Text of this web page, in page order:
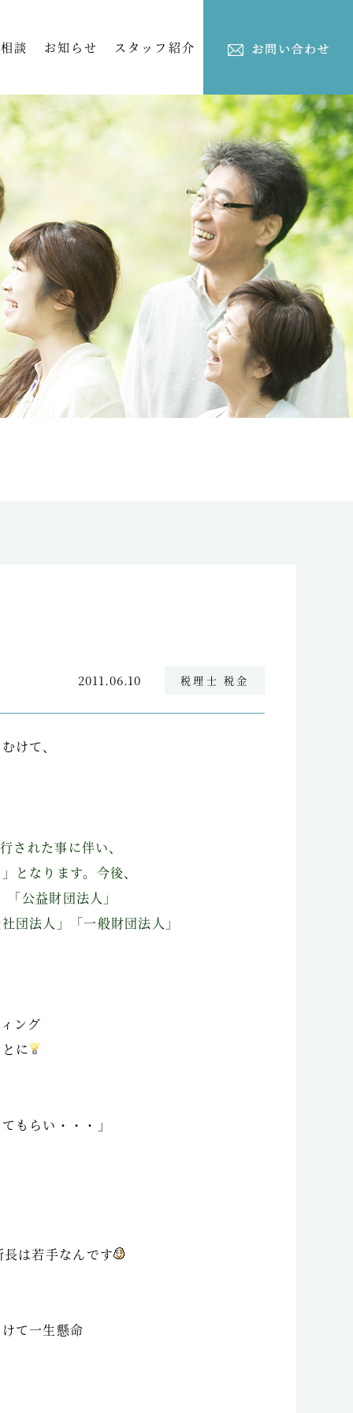
談 お知らせ スタッフ紹介
2011.06.10 税理士 税金
けて、
された事に伴い、
となります。今後、
公益財団法人」
団法人」「一般財団法人」
ング
に
もらい・・・」
は若手なんです
て一生懸命